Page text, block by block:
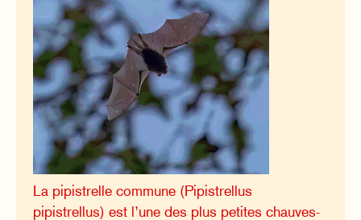
La pipistrelle commune (Pipistrellus
pipistrellus) est l’une des plus petites chauves-